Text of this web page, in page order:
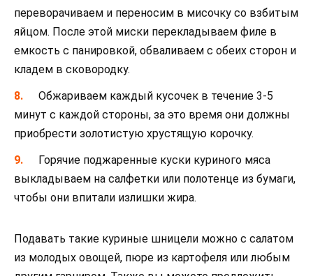
переворачиваем и переносим в мисочку со взбитым
яйцом. После этой миски перекладываем филе в
емкость с панировкой, обваливаем с обеих сторон и
кладем в сковородку.
Обжариваем каждый кусочек в течение 3-5
минут с каждой стороны, за это время они должны
приобрести золотистую хрустящую корочку.
Горячие поджаренные куски куриного мяса
выкладываем на салфетки или полотенце из бумаги,
чтобы они впитали излишки жира.
Подавать такие куриные шницели можно с салатом
из молодых овощей, пюре из картофеля или любым